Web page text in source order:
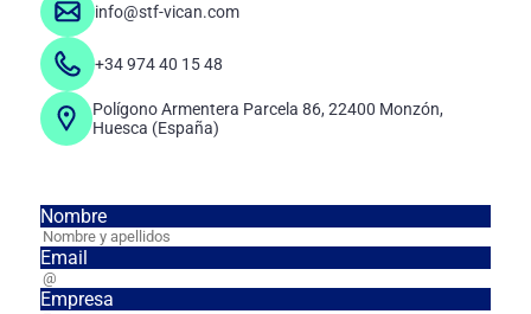
info@stf-vican.com
+34 974 40 15 48
Polígono Armentera Parcela 86, 22400 Monzón,
Huesca (España)
Nombre
Email
Empresa